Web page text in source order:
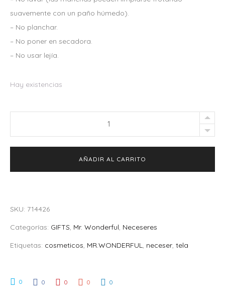
0
0
.
suavemente con un paño húmedo).
– No planchar.
– No poner en secadora.
– No usar lejía.
Hay existencias
lleva
siempre
quantity
AÑADIR AL CARRITO
SKU: 714426
Categorías: GIFTS, Mr. Wonderful, Neceseres
Etiquetas: cosmeticos, MR.WONDERFUL, neceser, tela
0 0 0 0 0